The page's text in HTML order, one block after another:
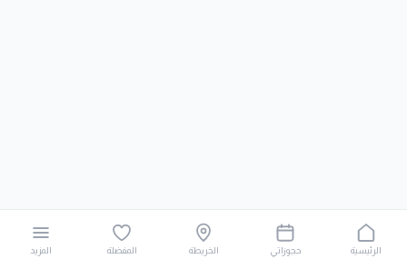
الرئيسية حجوزاتي الخريطة المفضلة المزيد